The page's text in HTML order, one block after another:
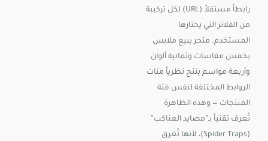
رابطاً مستقلاً (URL) لكل تركيبة
من الفلاتر التي يختارها
المستخدم. متجر يبيع ملابس
بخمس مقاسات وثمانية ألوان
وأربعة مواسم ينتج نظرياً مئات
الروابط المختلفة لنفس فئة
المنتجات — وهذه الظاهرة
تُعرف تقنياً بـ”مصايد العناكب”
(Spider Traps)، لأنها تُغرق